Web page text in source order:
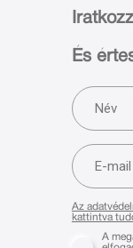
És
Az
kattintva
A